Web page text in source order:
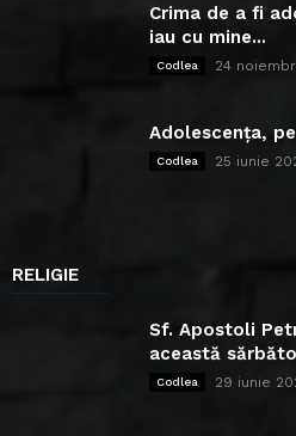
Crima de a fi
iau cu mine...
Codlea 24
Adolescența,
Codlea 25 iunie
RELIGIE
Sf. Apostoli
această
Codlea 29 iunie